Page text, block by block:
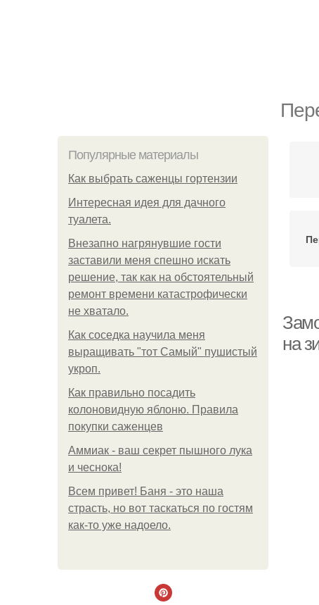
Популярные материалы
Как выбрать саженцы гортензии
Интересная идея для дачного
туалета.
Внезапно нагрянувшие гости
заставили меня спешно искать
решение, так как на обстоятельный
ремонт времени катастрофически
не хватало.
Как соседка научила меня
выращивать "тот Самый" пушистый
укроп.
Как правильно посадить
колоновидную яблоню. Правила
покупки саженцев
Аммиак - ваш секрет пышного лука
и чеснока!
Всем привет! Баня - это наша
страсть, но вот таскаться по гостям
как-то уже надоело.
на